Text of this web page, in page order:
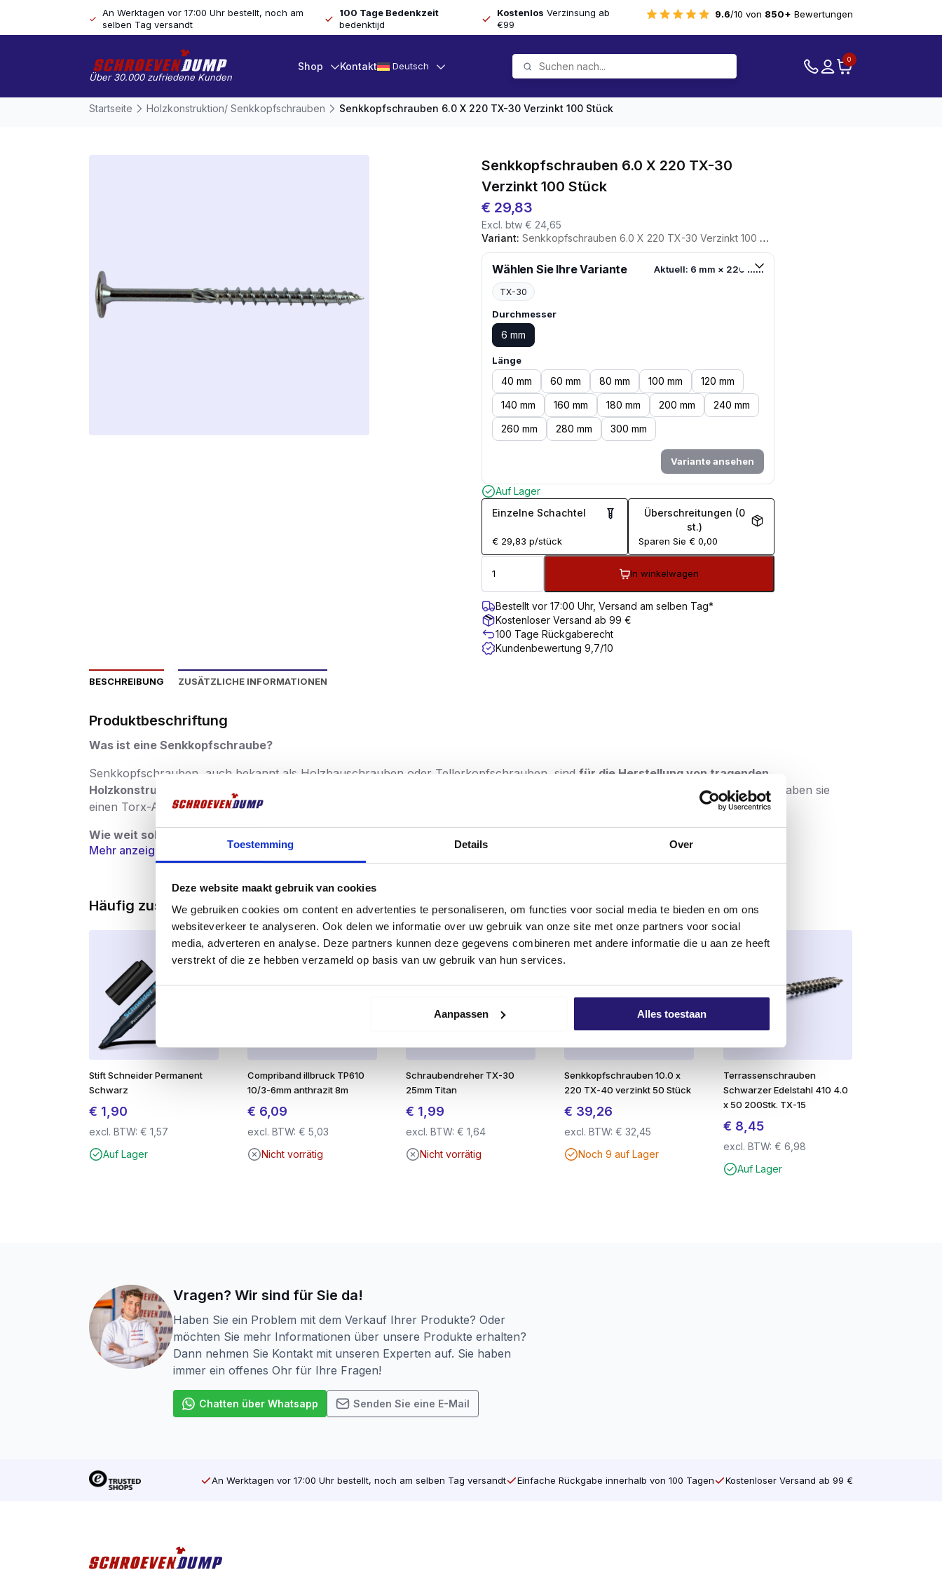
Toestemming Details Over
Deze website maakt gebruik van cookies
We gebruiken cookies om content en advertenties te personaliseren, om functies voor social media te bieden en om ons
websiteverkeer te analyseren. Ook delen we informatie over uw gebruik van onze site met onze partners voor social
media, adverteren en analyse. Deze partners kunnen deze gegevens combineren met andere informatie die u aan ze heeft
verstrekt of die ze hebben verzameld op basis van uw gebruik van hun services.
Aanpassen Alles toestaan
An Werktagen vor 17:00 Uhr bestellt, noch am
selben Tag versandt
100 Tage Bedenkzeit
bedenktijd
Kostenlos Verzinsung ab
€99
9.6/10 von 850+ Bewertungen
Über 30.000 zufriedene Kunden
Shop Kontakt Deutsch
0
Startseite Holzkonstruktion/ Senkkopfschrauben Senkkopfschrauben 6.0 X 220 TX-30 Verzinkt 100 Stück
Senkkopfschrauben 6.0 X 220 TX-30
Verzinkt 100 Stück
€ 29,83
Excl. btw € 24,65
Variant: Senkkopfschrauben 6.0 X 220 TX-30 Verzinkt 100 Stück
Wählen Sie Ihre Variante Aktuell: 6 mm × 220 mm
TX-30
Durchmesser
6 mm
Länge
40 mm 60 mm 80 mm 100 mm
120 mm
140 mm
160 mm 180 mm 200 mm
240 mm
260 mm
280 mm 300 mm
Variante ansehen
Auf Lager
Einzelne Schachtel
€ 29,83 p/stück
Überschreitungen (0
st.)
Sparen Sie € 0,00
In winkelwagen
Bestellt vor 17:00 Uhr, Versand am selben Tag*
Kostenloser Versand ab 99 €
100 Tage Rückgaberecht
Kundenbewertung 9,7/10
BESCHREIBUNG ZUSÄTZLICHE INFORMATIONEN
Produktbeschriftung
Was ist eine Senkkopfschraube?
Senkkopfschrauben, auch bekannt als Holzbauschrauben oder Tellerkopfschrauben, sind für die Herstellung von tragenden
Holzkonstruktionen bestimmt
. Der große Senkkopf sorgt dafür, dass die Schraube einen großen Klemmbereich hat. Außerdem haben sie
einen Torx-Antrieb, der die Montage schnell und einfach macht.
Wie weit sollte eine Schraube in das Holz eindringen?
Die Faustregel lautet wie folgt:Materialstärke x 2,5. Für ein 10 mm starkes Brett benötigen Sie also eine 25 mm lange Schraube. Wenn Sie
Vorteile:
Idealer Ersatz für Holzgewindebolzen
Schrauben aus hochfestem, gehärtetem Stahl
Großer Spannbereich dank großem Tellerkopf
Zusätzliche Schneide an der Bohrerspitze für mehr Bohrleistung
Deep TX Antrieb für optimale Kraftübertragung
Sehr geringer Einschraubwiderstand für optimale Verschraubbarkeit
Mehr anzeigen
Häufig zusammen gekauft
Stift Schneider Permanent
Schwarz
€ 1,90
excl. BTW: € 1,57
Auf Lager
Compriband illbruck TP610
10/3-6mm anthrazit 8m
€ 6,09
excl. BTW:€ 5,03
Nicht vorrätig
Schraubendreher TX-30
25mm Titan
€ 1,99
excl. BTW:€ 1,64
Nicht vorrätig
Senkkopfschrauben 10.0 x
220 TX-40 verzinkt 50 Stück
€ 39,26
excl. BTW:€ 32,45
Noch 9 auf Lager
Terrassenschrauben
Schwarzer Edelstahl 410 4.0
x 50 200Stk. TX-15
€ 8,45
excl. BTW: € 6,98
Auf Lager
Vragen? Wir sind für Sie da!
Haben Sie ein Problem mit dem Verkauf Ihrer Produkte? Oder
möchten Sie mehr Informationen über unsere Produkte erhalten?
Dann nehmen Sie Kontakt mit unseren Experten auf. Sie haben
immer ein offenes Ohr für Ihre Fragen!
Chatten über Whatsapp Senden Sie eine E-Mail
An Werktagen vor 17:00 Uhr bestellt, noch am selben Tag versandt Einfache Rückgabe innerhalb von 100 Tagen Kostenloser Versand ab 99 €